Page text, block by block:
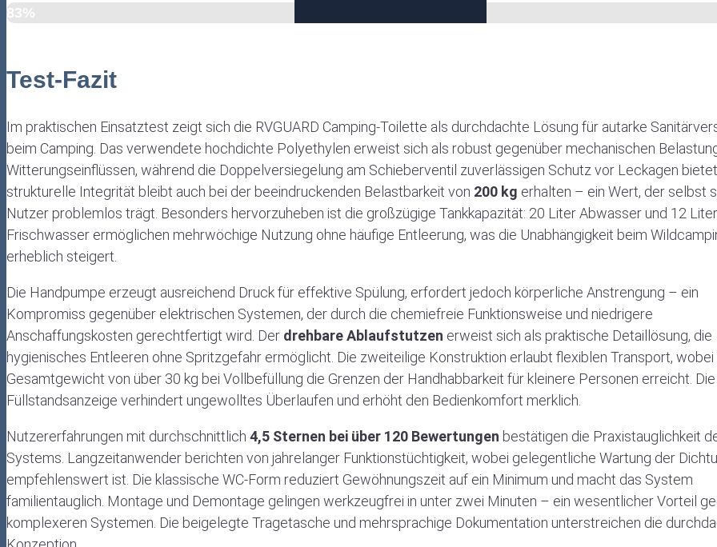
83%
Test-Fazit
Im praktischen Einsatztest zeigt sich die RVGUARD Camping-Toilette als durchdachte Lösung für autarke
beim Camping. Das verwendete hochdichte Polyethylen erweist sich als robust gegenüber mechanischen
Witterungseinflüssen, während die Doppelversiegelung am Schieberventil zuverlässigen Schutz vor Leckagen
strukturelle Integrität bleibt auch bei der beeindruckenden Belastbarkeit von 200 kg erhalten – ein Wert, der selbst
Nutzer problemlos trägt. Besonders hervorzuheben ist die großzügige Tankkapazität: 20 Liter Abwasser und 12 Liter
Frischwasser ermöglichen mehrwöchige Nutzung ohne häufige Entleerung, was die Unabhängigkeit beim
erheblich steigert.
Die Handpumpe erzeugt ausreichend Druck für effektive Spülung, erfordert jedoch körperliche Anstrengung – ein
Kompromiss gegenüber elektrischen Systemen, der durch die chemiefreie Funktionsweise und niedrigere
Anschaffungskosten gerechtfertigt wird. Der drehbare Ablaufstutzen erweist sich als praktische Detaillösung, die
hygienisches Entleeren ohne Spritzgefahr ermöglicht. Die zweiteilige Konstruktion erlaubt flexiblen Transport, wobei
Gesamtgewicht von über 30 kg bei Vollbefüllung die Grenzen der Handhabbarkeit für kleinere Personen erreicht. Die
Füllstandsanzeige verhindert ungewolltes Überlaufen und erhöht den Bedienkomfort merklich.
Nutzererfahrungen mit durchschnittlich 4,5 Sternen bei über 120 Bewertungen bestätigen die Praxistauglichkeit
Systems. Langzeitanwender berichten von jahrelanger Funktionstüchtigkeit, wobei gelegentliche Wartung der
empfehlenswert ist. Die klassische WC-Form reduziert Gewöhnungszeit auf ein Minimum und macht das System
familientauglich. Montage und Demontage gelingen werkzeugfrei in unter zwei Minuten – ein wesentlicher Vorteil
komplexeren Systemen. Die beigelegte Tragetasche und mehrsprachige Dokumentation unterstreichen die